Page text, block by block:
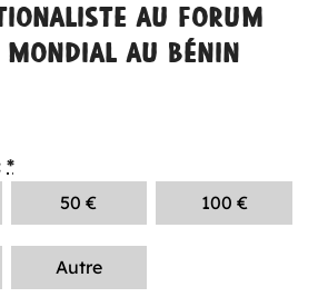
au Forum
au Bénin
*
50€ 100 €
Autre